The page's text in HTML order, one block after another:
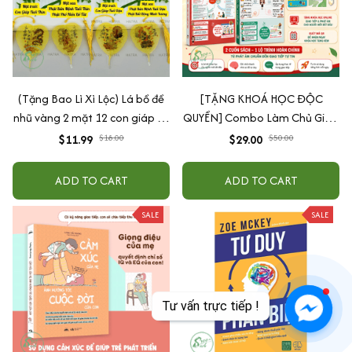
(Tặng Bao Lì Xì Lộc) Lá bồ đề
nhũ vàng 2 mặt 12 con giáp và
phật bản mệnh, để ốp lưng
quang
$11.99 $18.00
ADD TO CART
[TẶNG KHOÁ HỌC ĐỘC
QUYỀN] Combo Làm Chủ Giao
Tiếp: Sách Mindmap Giao Tiếp
Cho Người Mới Bắt Đầu
$29.00 $50.00
ADD TO CART
SALE SALE